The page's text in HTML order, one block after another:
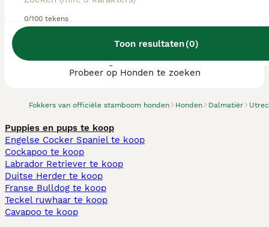
0/100 tekens
Toon resultaten(0)
Fokkers van officiële stamboom honden Honden Dalmatiër
We hebben 0 Dalmatiër fokkers, Nieuwegein
gevonden.
Probeer op Honden te zoeken
Puppies en pups te koop
Engelse Cocker Spaniel te koop
Cockapoo te koop
Labrador Retriever te koop
Duitse Herder te koop
Franse Bulldog te koop
Teckel ruwhaar te koop
Cavapoo te koop